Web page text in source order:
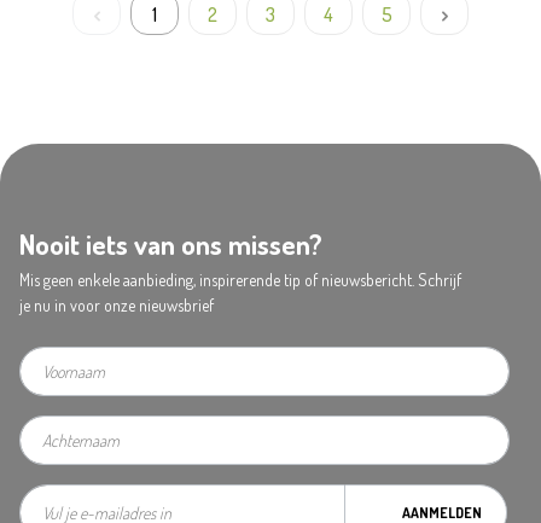
1 2 3 4 5
Nooit iets van ons missen?
Mis geen enkele aanbieding, inspirerende tip of nieuwsbericht. Schrijf
je nu in voor onze nieuwsbrief
AANMELDEN